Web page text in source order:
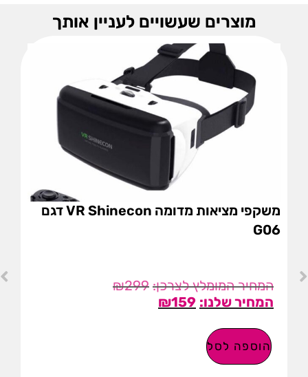
מוצרים שעשויים לעניין אותך
משקפי מציאות מדומה VR Shinecon דגם
G06
₪299
₪159
הוספה לסל